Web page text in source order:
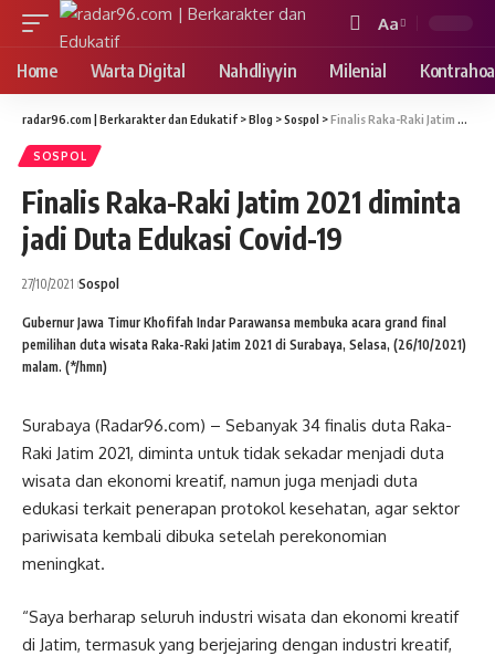
Font
Resizer
Aa
Home Warta Digital Nahdliyyin Milenial
radar96.com | Berkarakter dan Edukatif >Blog >Sospol >Finalis Raka-Raki Jatim 2021 diminta jadi Duta Edukasi Covid-19
SOSPOL
Finalis Raka-Raki Jatim 2021 diminta
jadi Duta Edukasi Covid-19
27/10/2021 Sospol
Gubernur Jawa Timur Khofifah Indar Parawansa membuka acara grand final
pemilihan duta wisata Raka-Raki Jatim 2021 di Surabaya, Selasa, (26/10/2021)
malam. (*/hmn)
Surabaya (Radar96.com) – Sebanyak 34 finalis duta Raka-
Raki Jatim 2021, diminta untuk tidak sekadar menjadi duta
wisata dan ekonomi kreatif, namun juga menjadi duta
edukasi terkait penerapan protokol kesehatan, agar sektor
pariwisata kembali dibuka setelah perekonomian
meningkat.
“Saya berharap seluruh industri wisata dan ekonomi kreatif
di Jatim, termasuk yang berjejaring dengan industri kreatif,